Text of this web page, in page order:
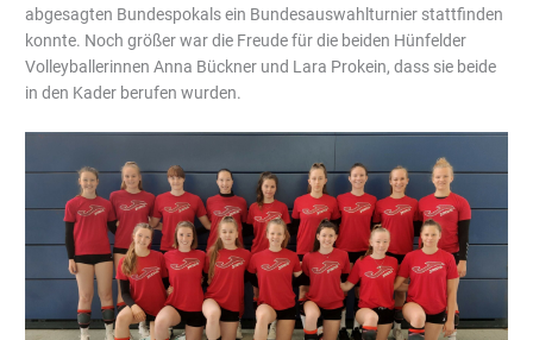
abgesagten Bundespokals ein Bundesauswahlturnier stattfinden
konnte. Noch größer war die Freude für die beiden Hünfelder
Volleyballerinnen Anna Bückner und Lara Prokein, dass sie beide
in den Kader berufen wurden.